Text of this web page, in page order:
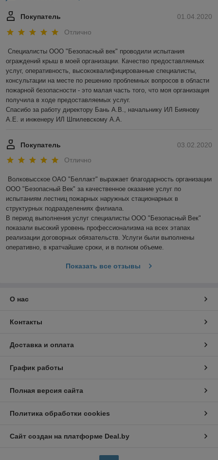
01.04.2020
Покупатель
Отлично
Специалисты ООО "Безопасный век" проводили испытания
ограждений крыш в моей организации. Качество предоставляемых
услуг, оперативность, высококвалифицированные специалисты,
консультации на месте по решению проблемных вопросов в области
пожарной безопасности - это малая часть того, что моя организация
получила в ходе предоставляемых услуг.
Спасибо за работу директору Бань А.В., начальнику ИЛ Биянову
А.Е. и инженеру ИЛ Шпилевскому А.А.
03.02.2020
Покупатель
Отлично
Волковысское ОАО "Беллакт" выражает благодарность организации
ООО "Безопасный Век" за качественное оказание услуг по
испытаниям лестниц пожарных наружных стационарных в
структурных подразделениях филиала.
В период выполнения услуг специалисты ООО "Безопасный Век"
показали высокий уровень профессионализма на всех этапах
реализации договорных обязательств. Услуги были выполнены
оперативно, в кратчайшие сроки, и в полном объеме.
Показать все отзывы
О нас
Контакты
Доставка и оплата
График работы
Полная версия сайта
Политика обработки cookies
Сайт создан на платформе Deal.by